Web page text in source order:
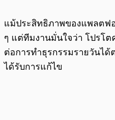
แม้ประสิทธิภาพของแพลตฟ
ๆ แต่ทีมงานมั่นใจว่า โปรโ
ต่อการทำธุรกรรมรายวันไ
ได้รับการแก้ไข